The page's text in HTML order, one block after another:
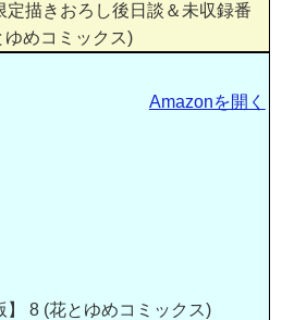
定描きおろし後日談＆未収録番
めコミックス)
8 (花とゆめコミックス)
Amazonを開く